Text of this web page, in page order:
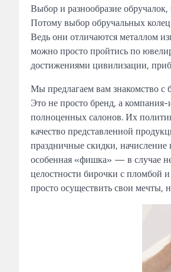
Выбор и разнообразие
Потому выбор обручальных колец
Ведь они отличаются металлом
можно просто пройтись по
достижениями цивилизации,
Мы предлагаем вам знакомство
Это не просто бренд, а
полноценных салонов. Их
качество представленной
праздничные скидки,
особенная «фишка» — в случае
целостности бирочки с пломбой
просто осуществить свои мечты,